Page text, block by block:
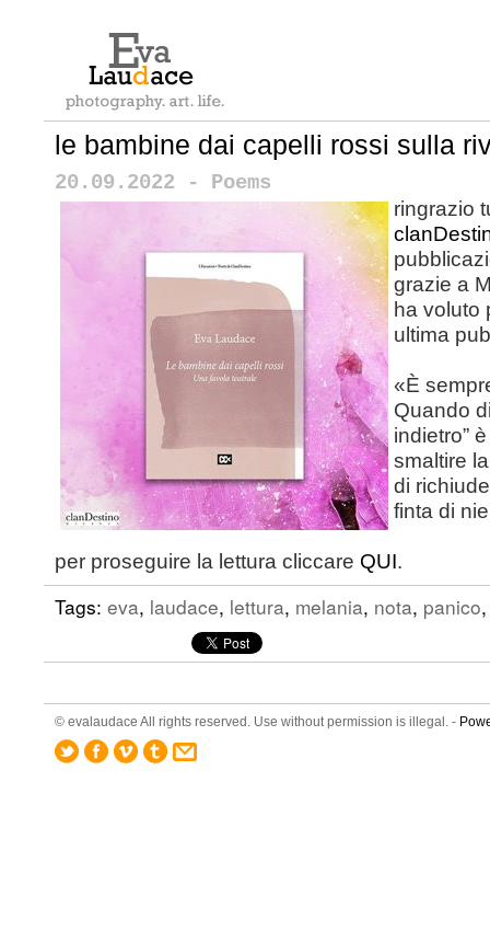
le bambine dai capelli rossi sulla
20.09.2022 - Poems
ringrazio
grazie a
ha voluto
ultima
«È
Quando
indietro”
smaltire
di
finta di
per proseguire la lettura cliccare QUI.
Tags: eva, laudace, lettura, melania, nota, panico
© evalaudace All rights reserved. Use without permission is illegal. -